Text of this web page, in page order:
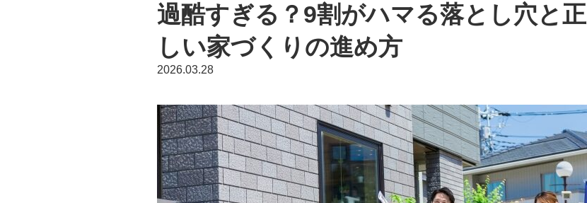
過酷すぎる？9割がハマる落とし穴と正
しい家づくりの進め方
2026.03.28